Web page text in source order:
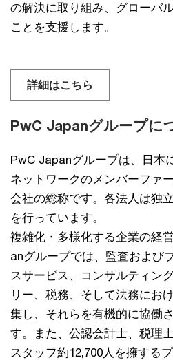
の解決に取り組み、グローバ
ことを支援します。
詳細はこちら
PwC Japanグループに
PwC Japanグループは、日本
ネットワークのメンバーファ
会社の総称です。各法人は独
を行っています。
複雑化・多様化する企業の経
anグループでは、監査および
スサービス、コンサルティン
リー、税務、そして法務にお
集し、それらを有機的に協働
す。また、公認会計士、税理
スタッフ約12,700人を擁する